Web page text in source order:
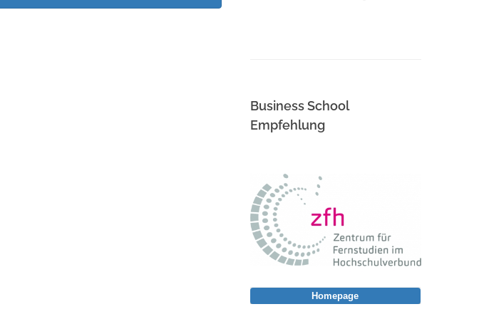
Business School
Empfehlung
Homepage